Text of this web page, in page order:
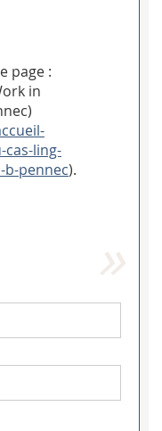
page :
in
cas-ling-
pennec).